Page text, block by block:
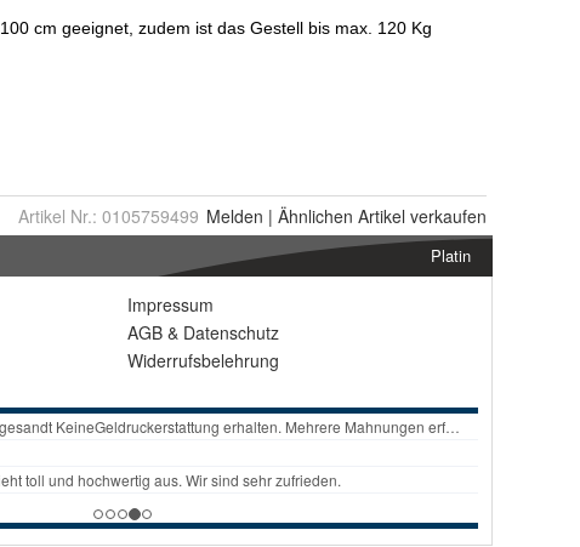
Artikel Nr.: 0105759499 Melden | Ähnlichen Artikel verkaufen
Platin
Impressum
AGB & Datenschutz
Widerrufsbelehrung